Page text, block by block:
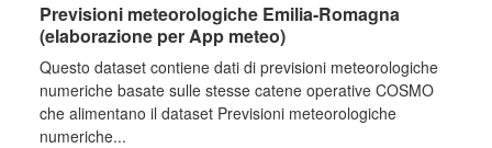
Previsioni meteorologiche Emilia-Romagna
(elaborazione per App meteo)
Questo dataset contiene dati di previsioni meteorologiche
numeriche basate sulle stesse catene operative COSMO
che alimentano il dataset Previsioni meteorologiche
numeriche...